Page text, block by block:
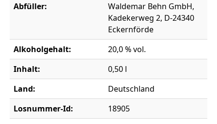
Abfüller:
Waldemar Behn GmbH,
Kadekerweg 2, D-24340
Eckernförde
Alkoholgehalt:
20,0 % vol.
Inhalt:
0,50 l
Land:
Deutschland
Losnummer-Id:
18905